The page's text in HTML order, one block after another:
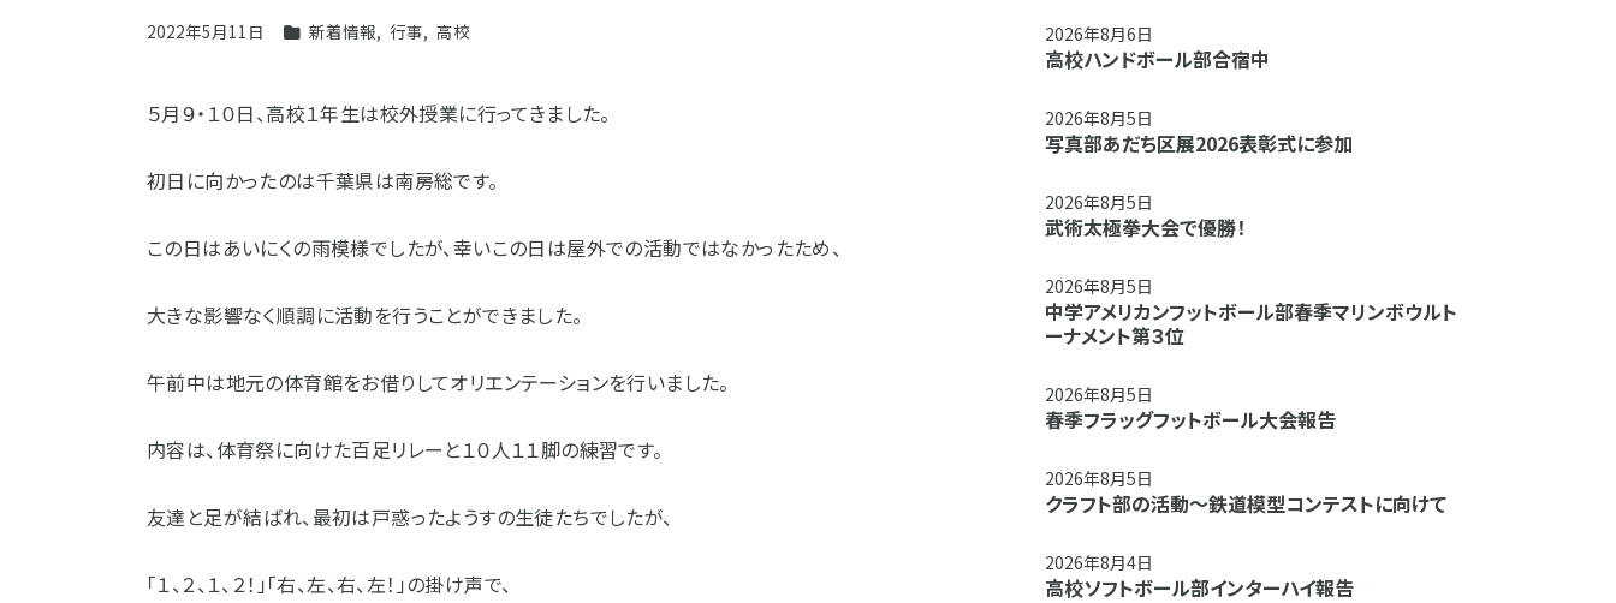
2022年5月11日 新着情報, 行事, 高校
５月９・１０日、高校１年生は校外授業に行ってきました。
初日に向かったのは千葉県は南房総です。
この日はあいにくの雨模様でしたが、幸いこの日は屋外での活動ではなかったため、
大きな影響なく順調に活動を行うことができました。
午前中は地元の体育館をお借りしてオリエンテーションを行いました。
内容は、体育祭に向けた百足リレーと１０人１１脚の練習です。
友達と足が結ばれ、最初は戸惑ったようすの生徒たちでしたが、
「１、２、１、２！」「右、左、右、左！」の掛け声で、
2026年8月6日
高校ハンドボール部合宿中
2026年8月5日
写真部あだち区展2026表彰式に参加
2026年8月5日
武術太極拳大会で優勝！
2026年8月5日
中学アメリカンフットボール部春季マリンボウルト
ーナメント第３位
2026年8月5日
春季フラッグフットボール大会報告
2026年8月5日
クラフト部の活動～鉄道模型コンテストに向けて
2026年8月4日
高校ソフトボール部インターハイ報告